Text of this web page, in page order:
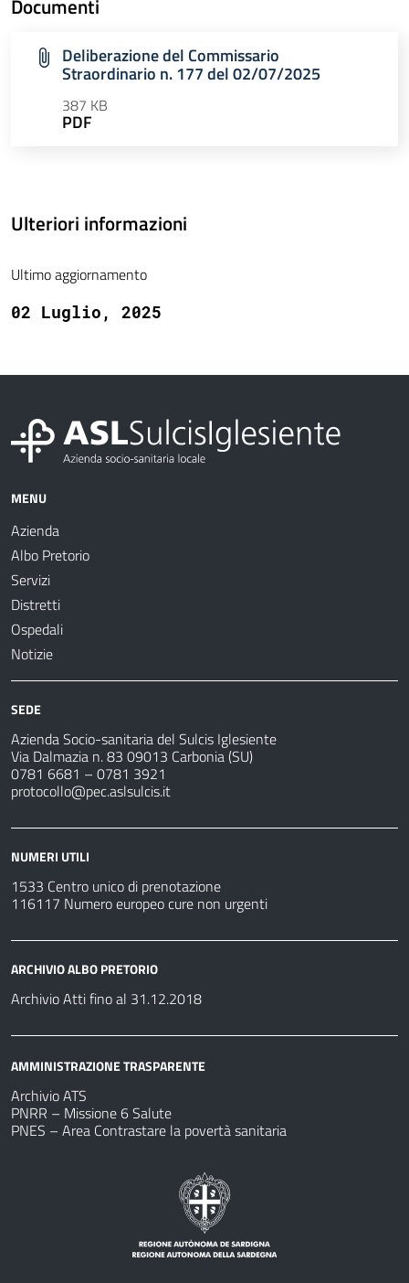
Documenti
Deliberazione del Commissario
Straordinario n. 177 del 02/07/2025
387 KB
PDF
Ulteriori informazioni
Ultimo aggiornamento
02 Luglio, 2025
MENU
Azienda
Albo Pretorio
Servizi
Distretti
Ospedali
Notizie
SEDE
Azienda Socio-sanitaria del Sulcis Iglesiente
Via Dalmazia n. 83 09013 Carbonia (SU)
0781 6681 – 0781 3921
protocollo@pec.aslsulcis.it
NUMERI UTILI
1533 Centro unico di prenotazione
116117 Numero europeo cure non urgenti
ARCHIVIO ALBO PRETORIO
Archivio Atti fino al 31.12.2018
AMMINISTRAZIONE TRASPARENTE
Archivio ATS
PNRR – Missione 6 Salute
PNES – Area Contrastare la povertà sanitaria